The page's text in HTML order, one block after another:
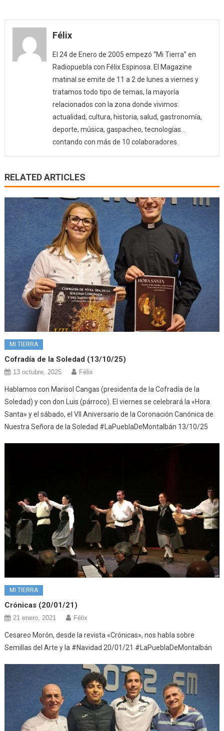
Félix
El 24 de Enero de 2005 empezó “Mi Tierra” en
Radiopuebla con Félix Espinosa. El Magazine
matinal se emite de 11 a 2 de lunes a viernes y
tratamos todo tipo de temas, la mayoría
relacionados con la zona donde vivimos:
actualidad, cultura, historia, salud, gastronomía,
deporte, música, gaspacheo, tecnologías…
contando con más de 10 colaboradores.
RELATED ARTICLES
MI TIERRA
Cofradía de la Soledad (13/10/25)
13 octubre, 2025 Félix
Hablamos con Marisol Cangas (presidenta de la Cofradía de la
Soledad) y con don Luis (párroco). El viernes se celebrará la «Hora
Santa» y el sábado, el VII Aniversario de la Coronación Canónica de
Nuestra Señora de la Soledad #LaPueblaDeMontalbán 13/10/25
MI TIERRA
Crónicas (20/01/21)
21 enero, 2021 Félix
Cesareo Morón, desde la revista «Crónicas», nos habla sobre
Semillas del Arte y la #Navidad 20/01/21 #LaPueblaDeMontalbán